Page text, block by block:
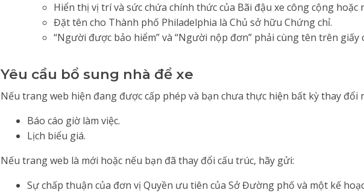
Hiển thị vị trí và sức chứa chính thức của Bãi đậu xe công cộng hoặc
Đặt tên cho Thành phố Philadelphia là Chủ sở hữu Chứng chỉ.
“Người được bảo hiểm” và “Người nộp đơn” phải cùng tên trên giấy
Yêu cầu bổ sung nhà để xe
Nếu trang web hiện đang được cấp phép và bạn chưa thực hiện bất kỳ thay đổi
Báo cáo giờ làm việc.
Lịch biểu giá.
Nếu trang web là mới hoặc nếu bạn đã thay đổi cấu trúc, hãy gửi:
Sự chấp thuận của đơn vị Quyền ưu tiên của Sở Đường phố và một kế